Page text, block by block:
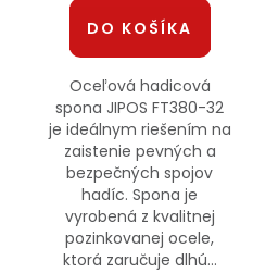
DO KOŠÍKA
Oceľová hadicová
spona JIPOS FT380-32
je ideálnym riešením na
zaistenie pevných a
bezpečných spojov
hadíc. Spona je
vyrobená z kvalitnej
pozinkovanej ocele,
ktorá zaručuje dlhú...